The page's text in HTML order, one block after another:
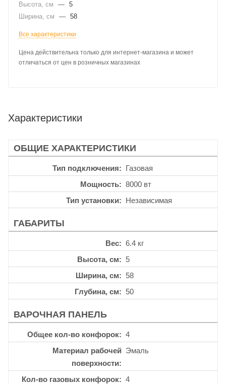
Высота, см
— 5
Ширина, см
— 58
Все характеристики
Цена действительна только для интернет-магазина и может
отличаться от цен в розничных магазинах
Характеристики
ОБЩИЕ ХАРАКТЕРИСТИКИ
Тип подключения
Газовая
Мощность
8000 вт
Тип установки
Независимая
ГАБАРИТЫ
Вес
6.4 кг
Высота, см
5
Ширина, см
58
Глубина, см
50
ВАРОЧНАЯ ПАНЕЛЬ
Общее кол-во конфорок
4
Материал рабочей
поверхности
Эмаль
Кол-во газовых конфорок
4